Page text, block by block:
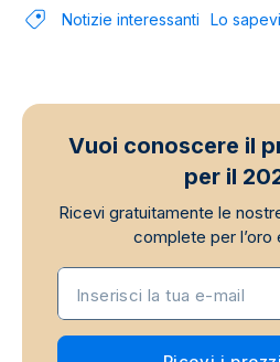
Notizie interessanti Lo
Vuoi conoscere il
per il
Ricevi gratuitamente le
complete per l’oro
Inserisci la tua e-mail